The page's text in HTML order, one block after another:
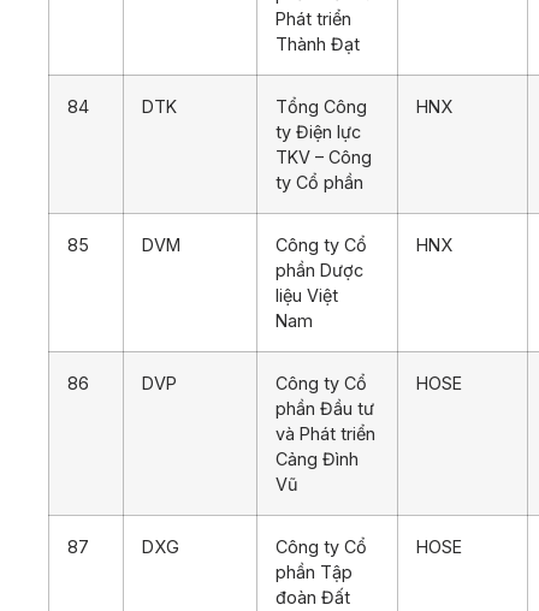
Phát triển
Thành Đạt
84 DTK
Tổng Công
ty Điện lực
TKV – Công
ty Cổ phần
HNX
85 DVM
Công ty Cổ
phần Dược
liệu Việt
Nam
HNX
86 DVP
Công ty Cổ
phần Đầu tư
và Phát triển
Cảng Đình
Vũ
HOSE
87 DXG
Công ty Cổ
phần Tập
đoàn Đất
HOSE